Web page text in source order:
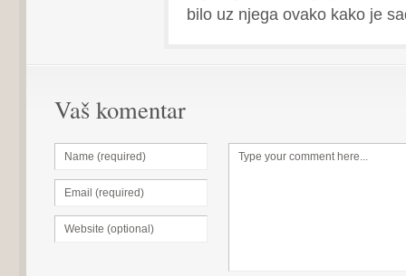
bilo uz njega ovako kako je
Vaš komentar